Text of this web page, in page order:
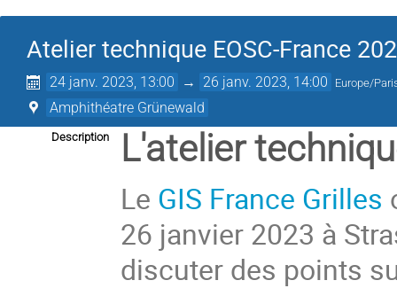
Atelier technique EOSC-France
24 janv. 2023, 13:00 → 26 janv. 2023, 14:00 Europe/
Amphithéatre Grünewald
Description L'atelier
Le GIS France Grilles
26 janvier 2023 à
discuter des points